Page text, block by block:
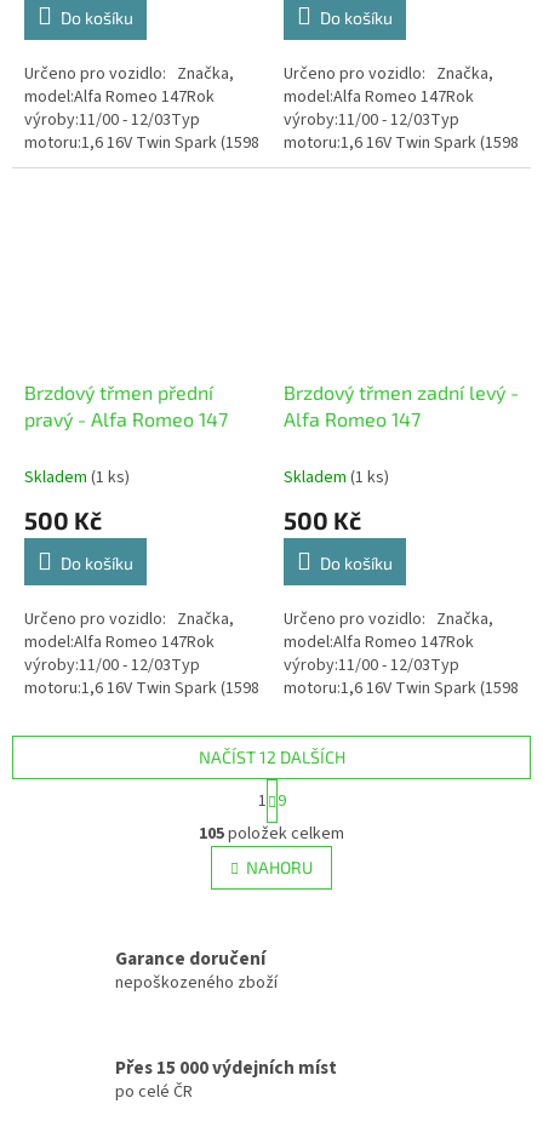
Do košíku
Určeno pro vozidlo: Značka,
model:Alfa Romeo 147Rok
výroby:11/00 - 12/03Typ
motoru:1,6 16V Twin Spark (1598
ccm) 88 kWKód
Do košíku
Určeno pro vozidlo: Značka,
model:Alfa Romeo 147Rok
výroby:11/00 - 12/03Typ
motoru:1,6 16V Twin Spark (1598
ccm) 88 kWKód
Brzdový třmen přední
pravý - Alfa Romeo 147
Skladem (1 ks)
500 Kč
Do košíku
Určeno pro vozidlo: Značka,
model:Alfa Romeo 147Rok
výroby:11/00 - 12/03Typ
motoru:1,6 16V Twin Spark (1598
motoru:AR32104 Stav zboží:...
Brzdový třmen zadní levý -
Alfa Romeo 147
Skladem (1 ks)
500 Kč
Do košíku
Určeno pro vozidlo: Značka,
model:Alfa Romeo 147Rok
výroby:11/00 - 12/03Typ
motoru:1,6 16V Twin Spark (1598
motoru:AR32104 Stav zboží:...
O
v
l
á
í
v
k
NAČÍST 12 DALŠÍCH
t
r
á
n
k
n
í
1 9
105položek celkem
NAHORU
Garance doručení
nepoškozeného zboží
Přes 15 000 výdejních míst
po celé ČR